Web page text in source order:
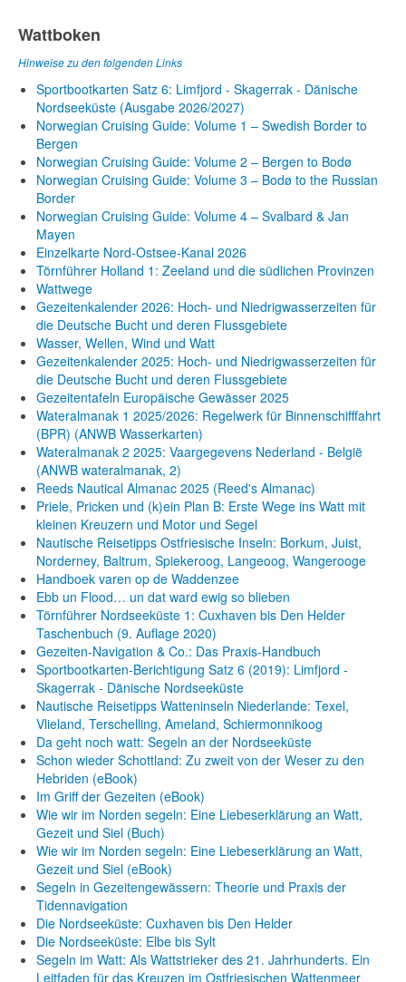
Wattboken
Hinweise zu den folgenden Links
Sportbootkarten Satz 6: Limfjord - Skagerrak - Dänische
Nordseeküste (Ausgabe 2026/2027)
Norwegian Cruising Guide: Volume 1 – Swedish Border to
Bergen
Norwegian Cruising Guide: Volume 2 – Bergen to Bodø
Norwegian Cruising Guide: Volume 3 – Bodø to the Russian
Border
Norwegian Cruising Guide: Volume 4 – Svalbard & Jan
Mayen
Einzelkarte Nord-Ostsee-Kanal 2026
Törnführer Holland 1: Zeeland und die südlichen Provinzen
Wattwege
Gezeitenkalender 2026: Hoch- und Niedrigwasserzeiten für
die Deutsche Bucht und deren Flussgebiete
Wasser, Wellen, Wind und Watt
Gezeitenkalender 2025: Hoch- und Niedrigwasserzeiten für
die Deutsche Bucht und deren Flussgebiete
Gezeitentafeln Europäische Gewässer 2025
Wateralmanak 1 2025/2026: Regelwerk für Binnenschifffahrt
(BPR) (ANWB Wasserkarten)
Wateralmanak 2 2025: Vaargegevens Nederland - België
(ANWB wateralmanak, 2)
Reeds Nautical Almanac 2025 (Reed's Almanac)
Priele, Pricken und (k)ein Plan B: Erste Wege ins Watt mit
kleinen Kreuzern und Motor und Segel
Nautische Reisetipps Ostfriesische Inseln: Borkum, Juist,
Norderney, Baltrum, Spiekeroog, Langeoog, Wangerooge
Handboek varen op de Waddenzee
Ebb un Flood… un dat ward ewig so blieben
Törnführer Nordseeküste 1: Cuxhaven bis Den Helder
Taschenbuch (9. Auflage 2020)
Gezeiten-Navigation & Co.: Das Praxis-Handbuch
Sportbootkarten-Berichtigung Satz 6 (2019): Limfjord -
Skagerrak - Dänische Nordseeküste
Nautische Reisetipps Watteninseln Niederlande: Texel,
Vlieland, Terschelling, Ameland, Schiermonnikoog
Da geht noch watt: Segeln an der Nordseeküste
Schon wieder Schottland: Zu zweit von der Weser zu den
Hebriden (eBook)
Im Griff der Gezeiten (eBook)
Wie wir im Norden segeln: Eine Liebeserklärung an Watt,
Gezeit und Siel (Buch)
Wie wir im Norden segeln: Eine Liebeserklärung an Watt,
Gezeit und Siel (eBook)
Segeln in Gezeitengewässern: Theorie und Praxis der
Tidennavigation
Die Nordseeküste: Cuxhaven bis Den Helder
Die Nordseeküste: Elbe bis Sylt
Segeln im Watt: Als Wattstrieker des 21. Jahrhunderts. Ein
Leitfaden für das Kreuzen im Ostfriesischen Wattenmeer